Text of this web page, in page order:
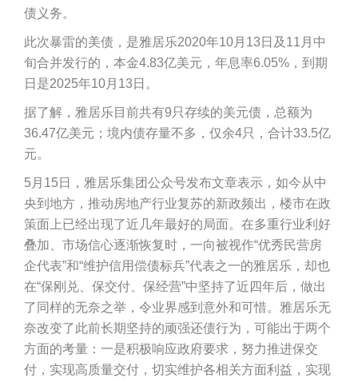
债义务。
此次暴雷的美债，是雅居乐2020年10月13日及11月中
旬合并发行的，本金4.83亿美元，年息率6.05%，到期
日是2025年10月13日。
据了解，雅居乐目前共有9只存续的美元债，总额为
36.47亿美元；境内债存量不多，仅余4只，合计33.5亿
元。
5月15日，雅居乐集团公众号发布文章表示，如今从中
央到地方，推动房地产行业复苏的新政频出，楼市在政
策面上已经出现了近几年最好的局面。在多重行业利好
叠加、市场信心逐渐恢复时，一向被视作“优秀民营房
企代表”和“维护信用偿债标兵”代表之一的雅居乐，却也
在“保刚兑、保交付、保经营”中坚持了近四年后，做出
了同样的无奈之举，令业界感到意外和可惜。雅居乐无
奈改变了此前长期坚持的顽强还债行为，可能出于两个
方面的考量：一是积极响应政府要求，努力推进保交
付，实现高质量交付，切实维护各相关方面利益，实现